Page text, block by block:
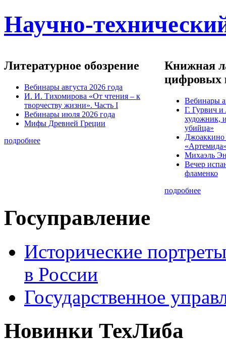
Научно-
Литературное обозрение
Вебинары августа 2026 года
И. И. Тихомирова «От чтения – к
творчеству жизни». Часть I
Вебинары июля 2026 года
Мифы Древней Греции
подробнее
Книжная
цифровых
Вебинары
Г. Гурвич
художник,
убийца»
Михаэль
Вечер
фламенко
подробнее
Госуправление
Исторические
в России
Государственное
Новинки ТехЛиба